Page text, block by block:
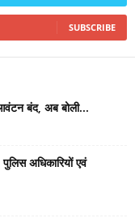
SUBSCRIBE
बंद, अब बोली...
अधिकारियों एवं